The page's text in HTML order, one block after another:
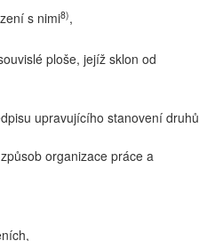
s nimi8),
ploše, jejíž sklon od
upravujícího stanovení druhů
organizace práce a